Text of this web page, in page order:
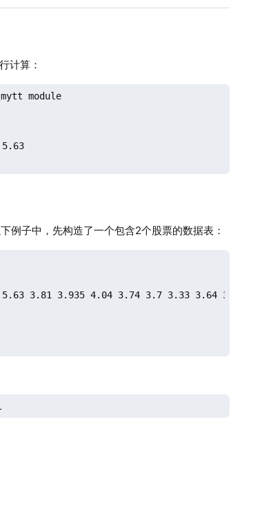
计算：
mytt module
例子中，先构造了一个包含2个股票的数据表：
3.81 3.935 4.04 3.74 3.7 3.33 3.64 3.31 2.69